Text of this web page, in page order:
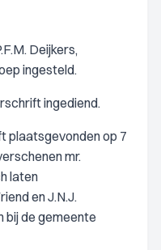
Deijkers,
ingesteld.
ingediend.
plaatsgevonden op 7
mr.
laten
en J.N.J.
bij de gemeente